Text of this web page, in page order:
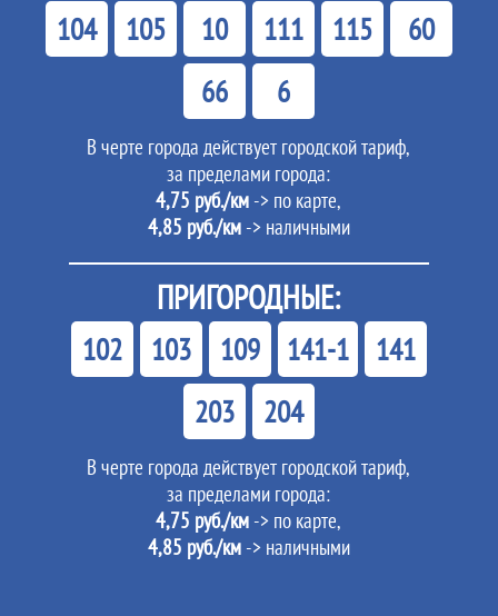
104 105 10 111 115
60
66
6
В черте города действует городской тариф,
за пределами города:
4,75 руб./км -> по карте,
4,85 руб./км-> наличными
ПРИГОРОДНЫЕ:
102 103 109 141-1
141
203
204
В черте города действует городской тариф,
за пределами города:
4,75 руб./км -> по карте,
4,85 руб./км-> наличными